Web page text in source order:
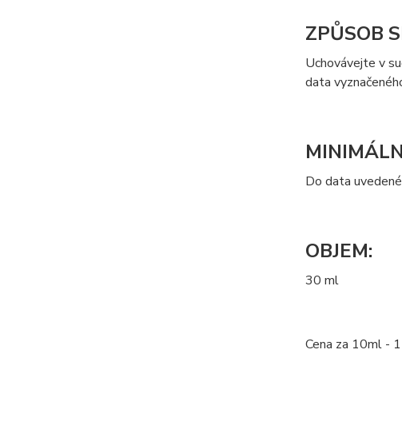
ZPŮSOB
Uchovávejte v
data
Do data
OBJEM:
30 ml
Cena za 10ml -